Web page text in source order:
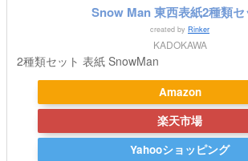
Snow Man 東西表紙2種類セ
created by Rinker
KADOKAWA
2種類セット 表紙 SnowMan
Amazon
楽天市場
Yahooショッピング